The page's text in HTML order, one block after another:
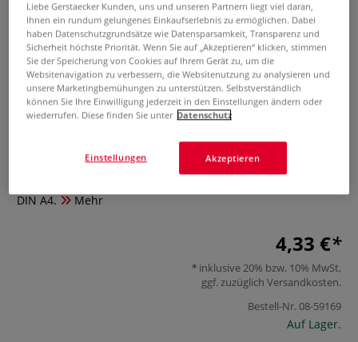
VIVA DECOR Universal-Schablone,
Herzen
Die VIVA DECOR Motiv-Schablone besteht aus
DIN A4.
Mehr
4,33 €
inklusive 20% bzw. 10% MwSt,
ggf. zuzüglich Versandkosten.
Bestell-Nr.08-59169
Auf Lager.
Liebe Gerstaecker Kunden, uns und unseren Partnern liegt viel daran,
Ihnen ein rundum gelungenes Einkaufserlebnis zu ermöglichen. Dabei
haben Datenschutzgrundsätze wie Datensparsamkeit, Transparenz und
Sicherheit höchste Priorität. Wenn Sie auf „Akzeptieren“ klicken, stimmen
Sie der Speicherung von Cookies auf Ihrem Gerät zu, um die
Websitenavigation zu verbessern, die Websitenutzung zu analysieren und
unsere Marketingbemühungen zu unterstützen. Selbstverständlich
können Sie Ihre Einwilligung jederzeit in den Einstellungen ändern oder
wiederrufen. Diese finden Sie unter Datenschutz
Akzeptieren
Einstellungen